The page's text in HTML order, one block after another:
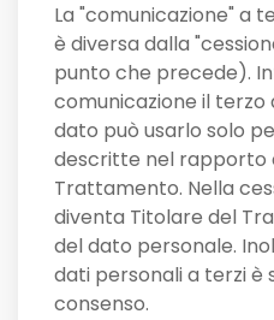
La "comunicazione" a
è diversa dalla
punto che precede).
comunicazione il terzo
dato può usarlo solo
descritte nel rapporto
Trattamento. Nella
diventa Titolare del
del dato personale.
dati personali a terzi è
consenso.